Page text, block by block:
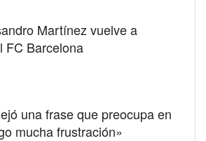
Martínez vuelve a
FC Barcelona
una frase que preocupa en
mucha frustración»